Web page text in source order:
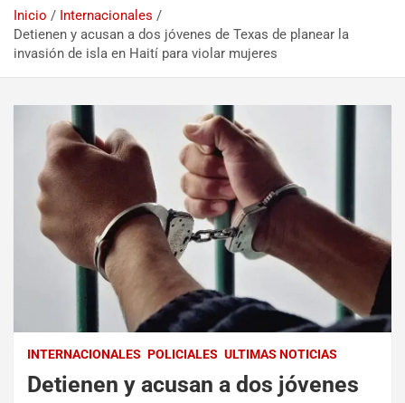
Inicio
Internacionales
Detienen y acusan a dos jóvenes de Texas de planear la
invasión de isla en Haití para violar mujeres
INTERNACIONALES POLICIALES ULTIMAS NOTICIAS
Detienen y acusan a dos jóvenes